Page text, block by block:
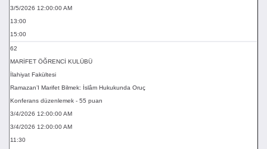
3/5/2026 12:00:00 AM
13:00
15:00
62
MARİFET ÖĞRENCİ KULÜBÜ
İlahiyat Fakültesi
Ramazan’I Marifet Bilmek: İslâm Hukukunda Oruç
Konferans düzenlemek - 55 puan
3/4/2026 12:00:00 AM
3/4/2026 12:00:00 AM
11:30